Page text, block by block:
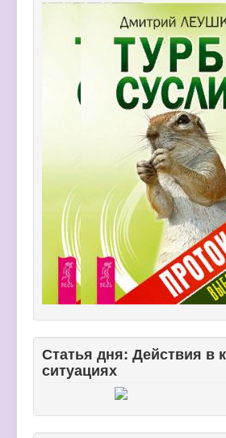
Статья дня: Действия в
ситуациях